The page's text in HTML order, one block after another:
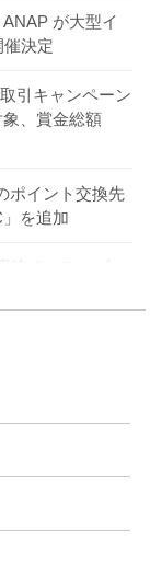
ANAP が大型イ
催決定
引キャンペーン
、賞金総額
ポイント交換先
を追加
建てステーブル